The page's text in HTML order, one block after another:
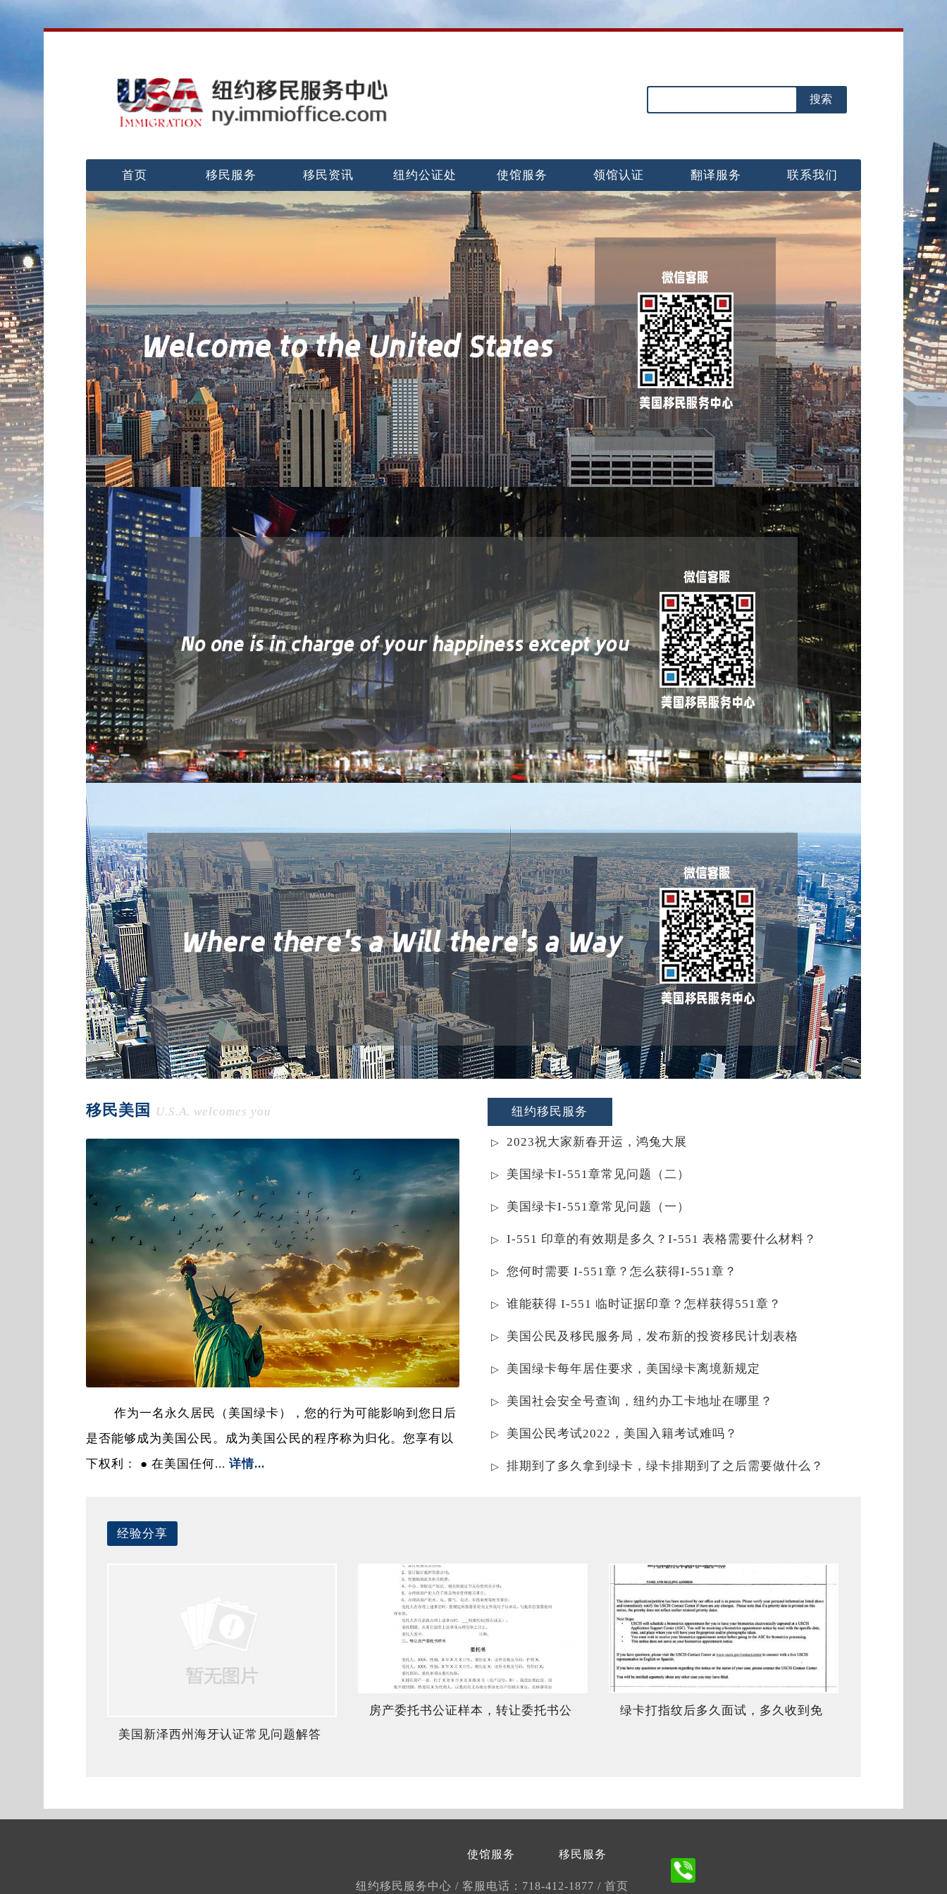
首页 移民服务 移民资讯 纽约公证处 使馆服务 领馆认证 翻译服务 联系我们
移民美国 U.S.A. welcomes you
作为一名永久居民（美国绿卡），您的行为可能影响到您日后
是否能够成为美国公民。成为美国公民的程序称为归化。您享有以
下权利： ● 在美国任何... 详情...
纽约移民服务
2023祝大家新春开运，鸿兔大展
美国绿卡I-551章常见问题（二）
美国绿卡I-551章常见问题（一）
I-551 印章的有效期是多久？I-551 表格需要什么材料？
您何时需要 I-551章？怎么获得I-551章？
谁能获得 I-551 临时证据印章？怎样获得551章？
美国公民及移民服务局，发布新的投资移民计划表格
美国绿卡每年居住要求，美国绿卡离境新规定
美国社会安全号查询，纽约办工卡地址在哪里？
美国公民考试2022，美国入籍考试难吗？
排期到了多久拿到绿卡，绿卡排期到了之后需要做什么？
经验分享
美国新泽西州海牙认证常见问题解答
房产委托书公证样本，转让委托书公 绿卡打指纹后多久面试，多久收到免
移民服务
使馆服务
纽约移民服务中心 / 客服电话：718-412-1877 / 首页